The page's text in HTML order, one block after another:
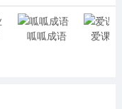
呱呱成语